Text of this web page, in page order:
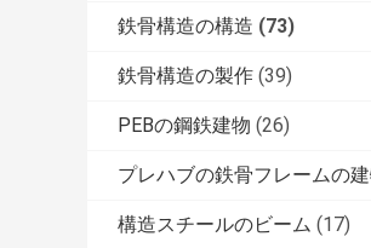
鉄骨構造の構造 (73)
鉄骨構造の製作 (39)
PEBの鋼鉄建物 (26)
プレハブの鉄骨フレームの
構造スチールのビーム (17)